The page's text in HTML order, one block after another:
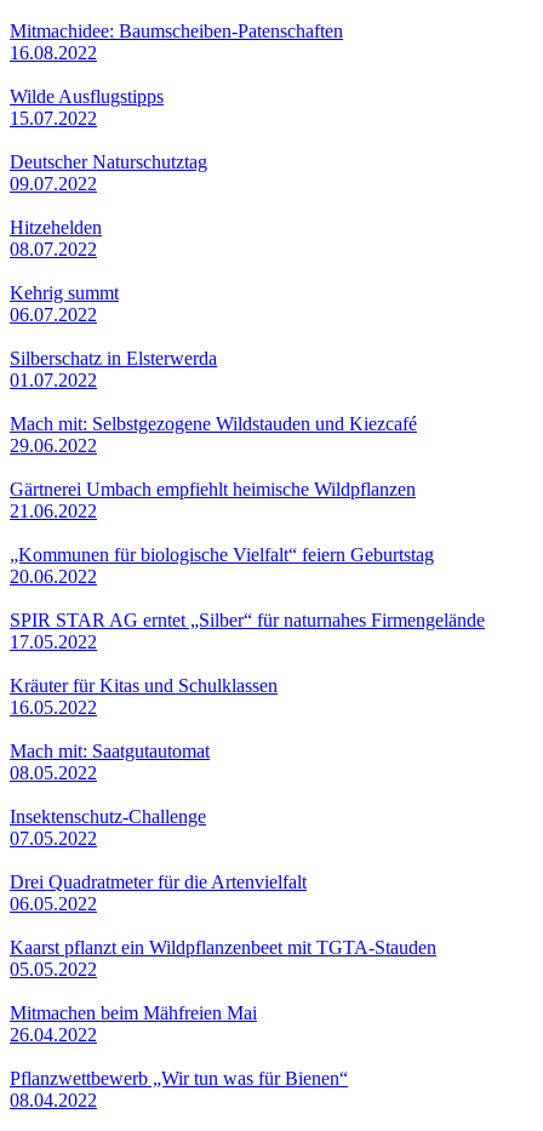
Mitmachidee: Baumscheiben-Patenschaften
16.08.2022
Wilde Ausflugstipps
15.07.2022
Deutscher Naturschutztag
09.07.2022
Hitzehelden
08.07.2022
Kehrig summt
06.07.2022
Silberschatz in Elsterwerda
01.07.2022
Mach mit: Selbstgezogene Wildstauden und Kiezcafé
29.06.2022
Gärtnerei Umbach empfiehlt heimische Wildpflanzen
21.06.2022
„Kommunen für biologische Vielfalt“ feiern Geburtstag
20.06.2022
SPIR STAR AG erntet „Silber“ für naturnahes Firmengelände
17.05.2022
Kräuter für Kitas und Schulklassen
16.05.2022
Mach mit: Saatgutautomat
08.05.2022
Insektenschutz-Challenge
07.05.2022
Drei Quadratmeter für die Artenvielfalt
06.05.2022
Kaarst pflanzt ein Wildpflanzenbeet mit TGTA-Stauden
05.05.2022
Mitmachen beim Mähfreien Mai
26.04.2022
Pflanzwettbewerb „Wir tun was für Bienen“
08.04.2022